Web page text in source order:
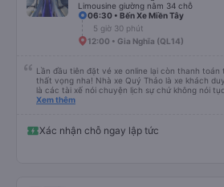
Limousine giường nằm 34 chỗ
06:30 • Bến Xe Miền Tây
5 giờ 30 phút
12:00 • Gia Nghĩa (QL14)
Lần đầu tiên đặt vé xe online lại còn thanh toán
thất vọng nha! Nhà xe Quý Thảo là xe khách
là các tài xế nói chuyện lịch sự chứ không nói
đánh giá 5 sao rồi. Chú tài xế còn uống pepsi rất
Xem thêm
Xác nhận chỗ ngay lập tức